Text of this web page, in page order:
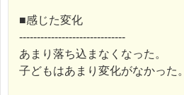
■感じた変化
------------------------------
あまり落ち込まなくなった。
子どもはあまり変化がなかった。